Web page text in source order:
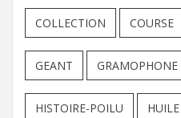
COLLECTION COURSE
GEANT GRAMOPHONE
HISTOIRE-POILU HUILE